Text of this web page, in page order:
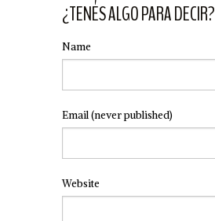
¿TENÉS ALGO PARA DECIR?
Name
Email(never published)
Website